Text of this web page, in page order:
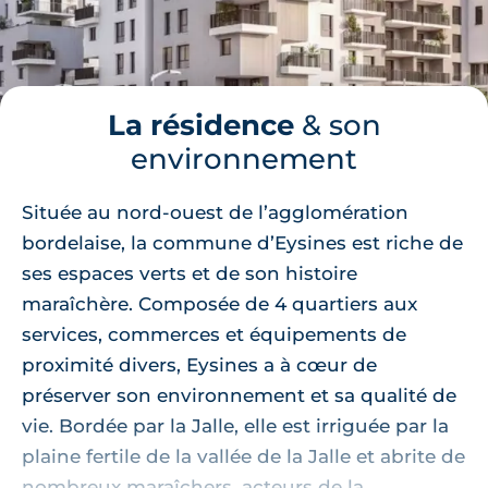
La résidence& son
environnement
Située au nord-ouest de l’agglomération
bordelaise, la commune d’Eysines est riche de
ses espaces verts et de son histoire
maraîchère. Composée de 4 quartiers aux
services, commerces et équipements de
proximité divers, Eysines a à cœur de
préserver son environnement et sa qualité de
vie. Bordée par la Jalle, elle est irriguée par la
plaine fertile de la vallée de la Jalle et abrite de